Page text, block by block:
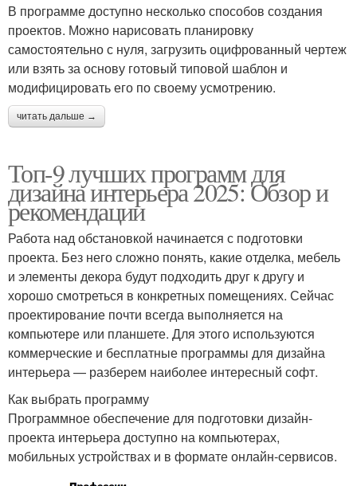
В программе доступно несколько способов создания
проектов. Можно нарисовать планировку
самостоятельно с нуля, загрузить оцифрованный чертеж
или взять за основу готовый типовой шаблон и
модифицировать его по своему усмотрению.
читать дальше →
Топ-9 лучших программ для
дизайна интерьера 2025: Обзор и
рекомендации
Работа над обстановкой начинается с подготовки
проекта. Без него сложно понять, какие отделка, мебель
и элементы декора будут подходить друг к другу и
хорошо смотреться в конкретных помещениях. Сейчас
проектирование почти всегда выполняется на
компьютере или планшете. Для этого используются
коммерческие и бесплатные программы для дизайна
интерьера — разберем наиболее интересный софт.
Как выбрать программу
Программное обеспечение для подготовки дизайн-
проекта интерьера доступно на компьютерах,
мобильных устройствах и в формате онлайн-сервисов.